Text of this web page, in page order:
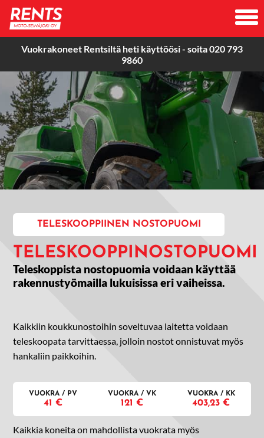
Vuokrakoneet Rentsiltä heti käyttöösi - soita020 793
9860
TELESKOOPPIINEN NOSTOPUOMI
TELESKOOPPINOSTOPUOMI
Teleskoppista nostopuomia voidaan käyttää
rakennustyömailla lukuisissa eri vaiheissa.
Kaikkiin koukkunostoihin soveltuvaa laitetta voidaan
teleskoopata tarvittaessa, jolloin nostot onnistuvat myös
hankaliin paikkoihin.
VUOKRA / PV
41 €
VUOKRA / VK
121 €
VUOKRA / KK
403,23 €
Kaikkia koneita on mahdollista vuokrata myös